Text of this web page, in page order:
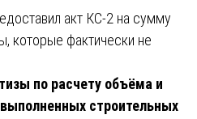
акт КС-2 на сумму
которые фактически не
по расчету объёма и
строительных